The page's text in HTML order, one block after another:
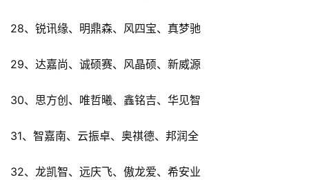
28、锐讯缘、明鼎森、风四宝、真梦驰
29、达嘉尚、诚硕赛、风晶硕、新威源
30、思方创、唯哲曦、鑫铭吉、华见智
31、智嘉南、云振卓、奥祺德、邦润全
32、龙凯智、远庆飞、傲龙爱、希安业